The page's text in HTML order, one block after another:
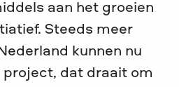
aan het groeien
Steeds meer
kunnen nu
project, dat draait om